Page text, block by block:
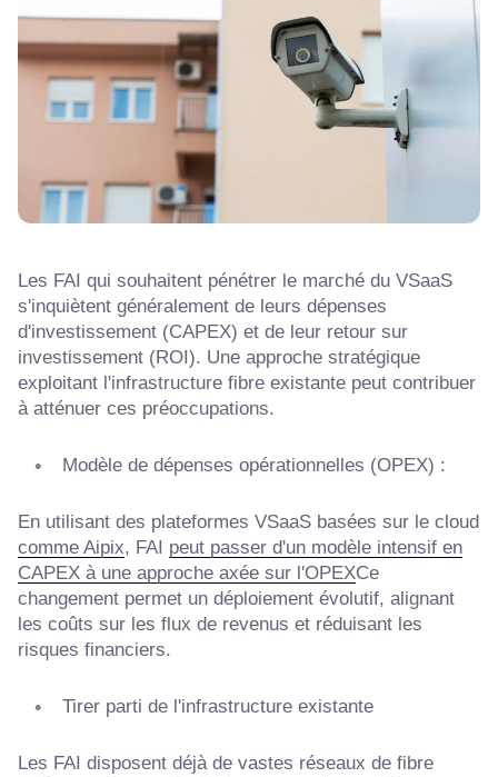
Les FAI qui souhaitent pénétrer le marché du VSaaS
s'inquiètent généralement de leurs dépenses
d'investissement (CAPEX) et de leur retour sur
investissement (ROI). Une approche stratégique
exploitant l'infrastructure fibre existante peut contribuer
à atténuer ces préoccupations.
Modèle de dépenses opérationnelles (OPEX) :
En utilisant des plateformes VSaaS basées sur le cloud
comme Aipix, FAI peut passer d'un modèle intensif en
CAPEX à une approche axée sur l'OPEXCe
changement permet un déploiement évolutif, alignant
les coûts sur les flux de revenus et réduisant les
risques financiers.
Tirer parti de l'infrastructure existante
Les FAI disposent déjà de vastes réseaux de fibre